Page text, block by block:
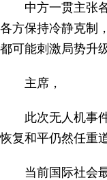
中方一贯主张
各方保持冷静克制
都可能刺激局势升
主席，
此次无人机事
恢复和平仍然任重
当前国际社会